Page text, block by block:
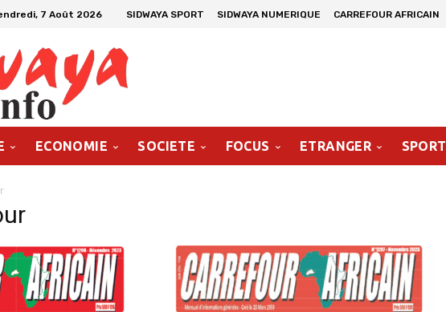
7 Août 2026 SIDWAYA SPORT SIDWAYA NUMERIQUE CARREFOUR AFRICAIN
ECONOMIE SOCIETE FOCUS ETRANGER SPORT